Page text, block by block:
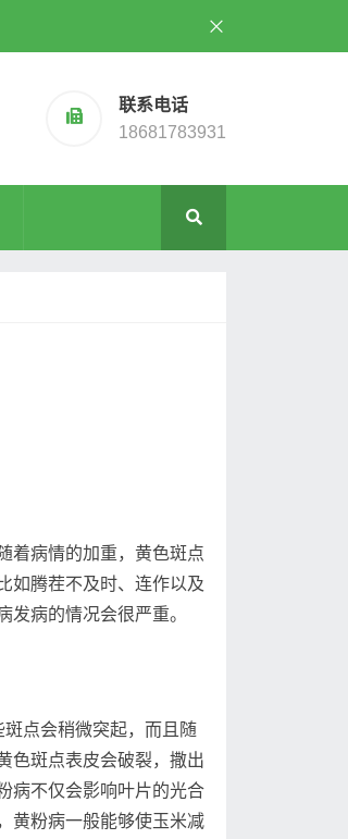
联系电话
18681783931
病情的加重，黄色斑点
如腾茬不及时、连作以及
病的情况会很严重。
点会稍微突起，而且随
色斑点表皮会破裂，撒出
病不仅会影响叶片的光合
黄粉病一般能够使玉米减